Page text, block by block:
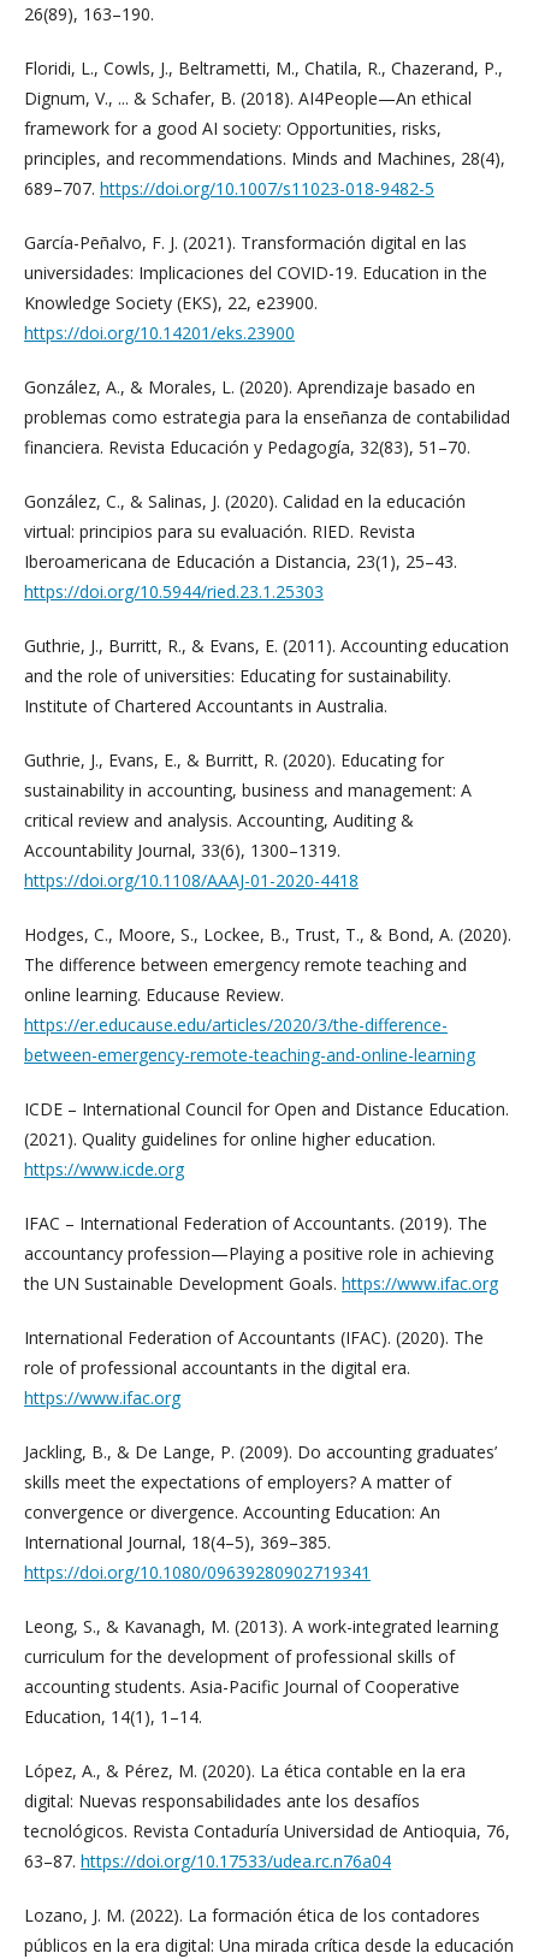
26(89), 163–190.
Floridi, L., Cowls, J., Beltrametti, M., Chatila, R., Chazerand, P.,
Dignum, V., ... & Schafer, B. (2018). AI4People—An ethical
framework for a good AI society: Opportunities, risks,
principles, and recommendations. Minds and Machines, 28(4),
689–707. https://doi.org/10.1007/s11023-018-9482-5
García-Peñalvo, F. J. (2021). Transformación digital en las
universidades: Implicaciones del COVID-19. Education in the
Knowledge Society (EKS), 22, e23900.
https://doi.org/10.14201/eks.23900
González, A., & Morales, L. (2020). Aprendizaje basado en
problemas como estrategia para la enseñanza de contabilidad
financiera. Revista Educación y Pedagogía, 32(83), 51–70.
González, C., & Salinas, J. (2020). Calidad en la educación
virtual: principios para su evaluación. RIED. Revista
Iberoamericana de Educación a Distancia, 23(1), 25–43.
https://doi.org/10.5944/ried.23.1.25303
Guthrie, J., Burritt, R., & Evans, E. (2011). Accounting education
and the role of universities: Educating for sustainability.
Institute of Chartered Accountants in Australia.
Guthrie, J., Evans, E., & Burritt, R. (2020). Educating for
sustainability in accounting, business and management: A
critical review and analysis. Accounting, Auditing &
Accountability Journal, 33(6), 1300–1319.
https://doi.org/10.1108/AAAJ-01-2020-4418
Hodges, C., Moore, S., Lockee, B., Trust, T., & Bond, A. (2020).
The difference between emergency remote teaching and
online learning. Educause Review.
https://er.educause.edu/articles/2020/3/the-difference-
between-emergency-remote-teaching-and-online-learning
ICDE – International Council for Open and Distance Education.
(2021). Quality guidelines for online higher education.
https://www.icde.org
IFAC – International Federation of Accountants. (2019). The
accountancy profession—Playing a positive role in achieving
the UN Sustainable Development Goals. https://www.ifac.org
International Federation of Accountants (IFAC). (2020). The
role of professional accountants in the digital era.
https://www.ifac.org
Jackling, B., & De Lange, P. (2009). Do accounting graduates’
skills meet the expectations of employers? A matter of
convergence or divergence. Accounting Education: An
International Journal, 18(4–5), 369–385.
https://doi.org/10.1080/09639280902719341
Leong, S., & Kavanagh, M. (2013). A work-integrated learning
curriculum for the development of professional skills of
accounting students. Asia-Pacific Journal of Cooperative
Education, 14(1), 1–14.
López, A., & Pérez, M. (2020). La ética contable en la era
digital: Nuevas responsabilidades ante los desafíos
tecnológicos. Revista Contaduría Universidad de Antioquia, 76,
63–87. https://doi.org/10.17533/udea.rc.n76a04
Lozano, J. M. (2022). La formación ética de los contadores
públicos en la era digital: Una mirada crítica desde la educación